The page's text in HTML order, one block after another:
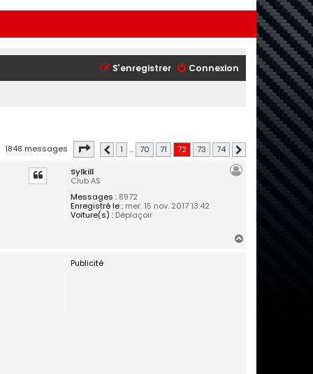
Connexion
S’enregistrer
1848 messages Page 72 74
Précédente
1 … 70 71 72 73 74 Suivante
Sylkill
Club AS
Messages :8972
Enregistré le :mer. 15 nov. 2017 13:42
Voiture(s) :Déplaçoir
Publicité